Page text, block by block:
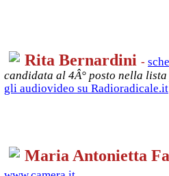
Rita Bernardini -
candidata al 4Â° posto nella
gli audiovideo su Radioradicale.it
Maria Antonietta